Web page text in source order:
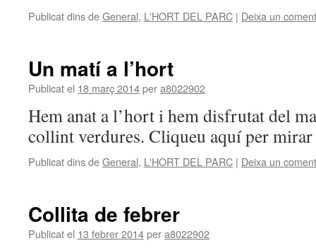
Publicat dins deGeneral, L'HORT DEL PARC | Deixa un
Un matí a l’hort
Publicat el 18 març 2014pera8022902
Hem anat a l’hort i hem disfrutat del
collint verdures. Cliqueu aquí per
Publicat dins deGeneral, L'HORT DEL PARC | Deixa un
Collita de febrer
Publicat el 13 febrer 2014pera8022902